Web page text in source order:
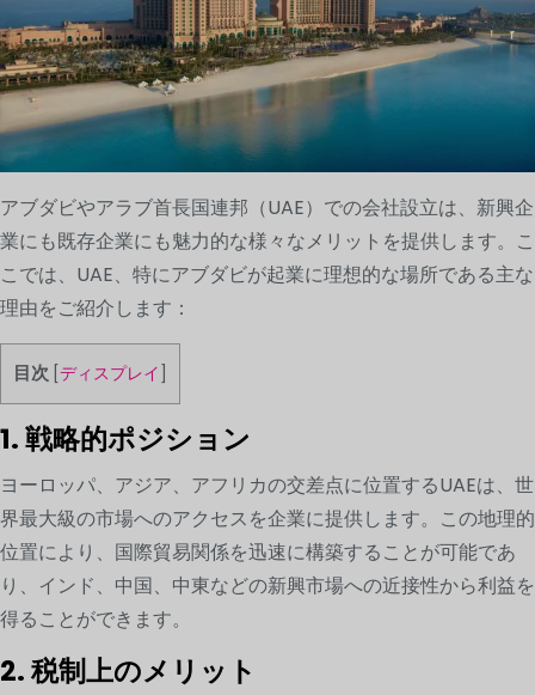
アブダビやアラブ首長国連邦（UAE）での会社設立は、新興企
業にも既存企業にも魅力的な様々なメリットを提供します。こ
こでは、UAE、特にアブダビが起業に理想的な場所である主な
理由をご紹介します：
目次 ディスプレイ
1. 戦略的ポジション
ヨーロッパ、アジア、アフリカの交差点に位置するUAEは、世
界最大級の市場へのアクセスを企業に提供します。この地理的
位置により、国際貿易関係を迅速に構築することが可能であ
り、インド、中国、中東などの新興市場への近接性から利益を
得ることができます。
2. 税制上のメリット